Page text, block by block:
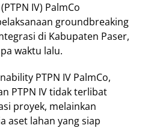
IV) PalmCo
groundbreaking
di Kabupaten Paser,
waktu lalu.
PTPN IV PalmCo,
PTPN IV tidak terlibat
proyek, melainkan
aset lahan yang siap